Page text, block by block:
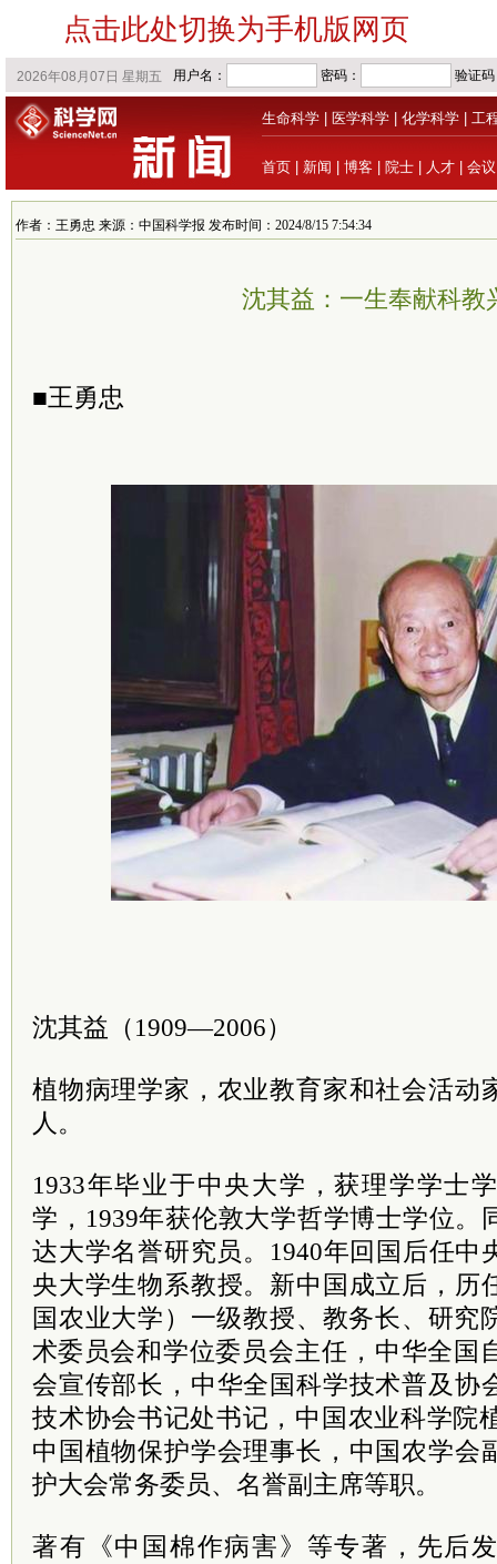
点击此处切换为手机版网页
生命科学 医学科学 化学科学 工
首页 新闻 博客 院士 人才 会议
作者：王勇忠 来源：中国科学报 发布时间：2024/8/15 7:54:34
沈其益：一生奉献科教
■王勇忠
沈其益（1909—2006）
植物病理学家，农业教育家和社会活动
人。
1933年毕业于中央大学，获理学学士
学，1939年获伦敦大学哲学博士学位。
达大学名誉研究员。1940年回国后任中
央大学生物系教授。新中国成立后，历
国农业大学）一级教授、教务长、研究
术委员会和学位委员会主任，中华全国
会宣传部长，中华全国科学技术普及协
技术协会书记处书记，中国农业科学院
中国植物保护学会理事长，中国农学会
护大会常务委员、名誉副 主席等职。
著有《中国棉作病害》等专著，先后